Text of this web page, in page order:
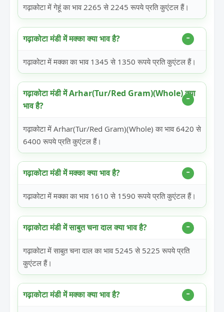
गढ़ाकोटा में गेहूं का भाव 2265 से 2245 रूपये प्रति कुएंटल हैं।
गढ़ाकोटा मंडी में मक्का क्या भाव है?
गढ़ाकोटा में मक्का का भाव 1345 से 1350 रूपये प्रति कुएंटल हैं।
गढ़ाकोटा मंडी में Arhar(Tur/Red Gram)(Whole) क्या
भाव है?
गढ़ाकोटा में Arhar(Tur/Red Gram)(Whole) का भाव 6420 से
6400 रूपये प्रति कुएंटल हैं।
गढ़ाकोटा मंडी में मक्का क्या भाव है?
गढ़ाकोटा में मक्का का भाव 1610 से 1590 रूपये प्रति कुएंटल हैं।
गढ़ाकोटा मंडी में साबुत चना दाल क्या भाव है?
गढ़ाकोटा में साबुत चना दाल का भाव 5245 से 5225 रूपये प्रति
कुएंटल हैं।
गढ़ाकोटा मंडी में मक्का क्या भाव है?